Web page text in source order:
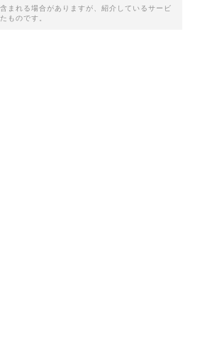
まれる場合がありますが、紹介しているサービ
ものです。